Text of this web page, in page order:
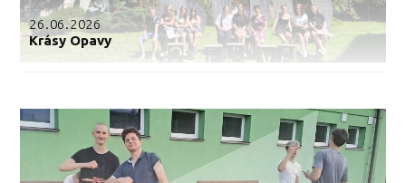
26.06.2026
Krásy Opavy